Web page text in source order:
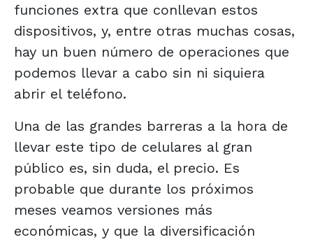
funciones extra que conllevan estos
dispositivos, y, entre otras muchas cosas,
hay un buen número de operaciones que
podemos llevar a cabo sin ni siquiera
abrir el teléfono.
Una de las grandes barreras a la hora de
llevar este tipo de celulares al gran
público es, sin duda, el precio. Es
probable que durante los próximos
meses veamos versiones más
económicas, y que la diversificación